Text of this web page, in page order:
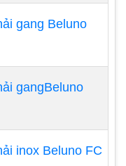
máy bơm hoá
- dòng DB: là
thiết kế tiên tiến
cao cấp. Sử
neodimium, với
khí, nó là ứng
gang Beluno
gangBeluno
inox Beluno FC